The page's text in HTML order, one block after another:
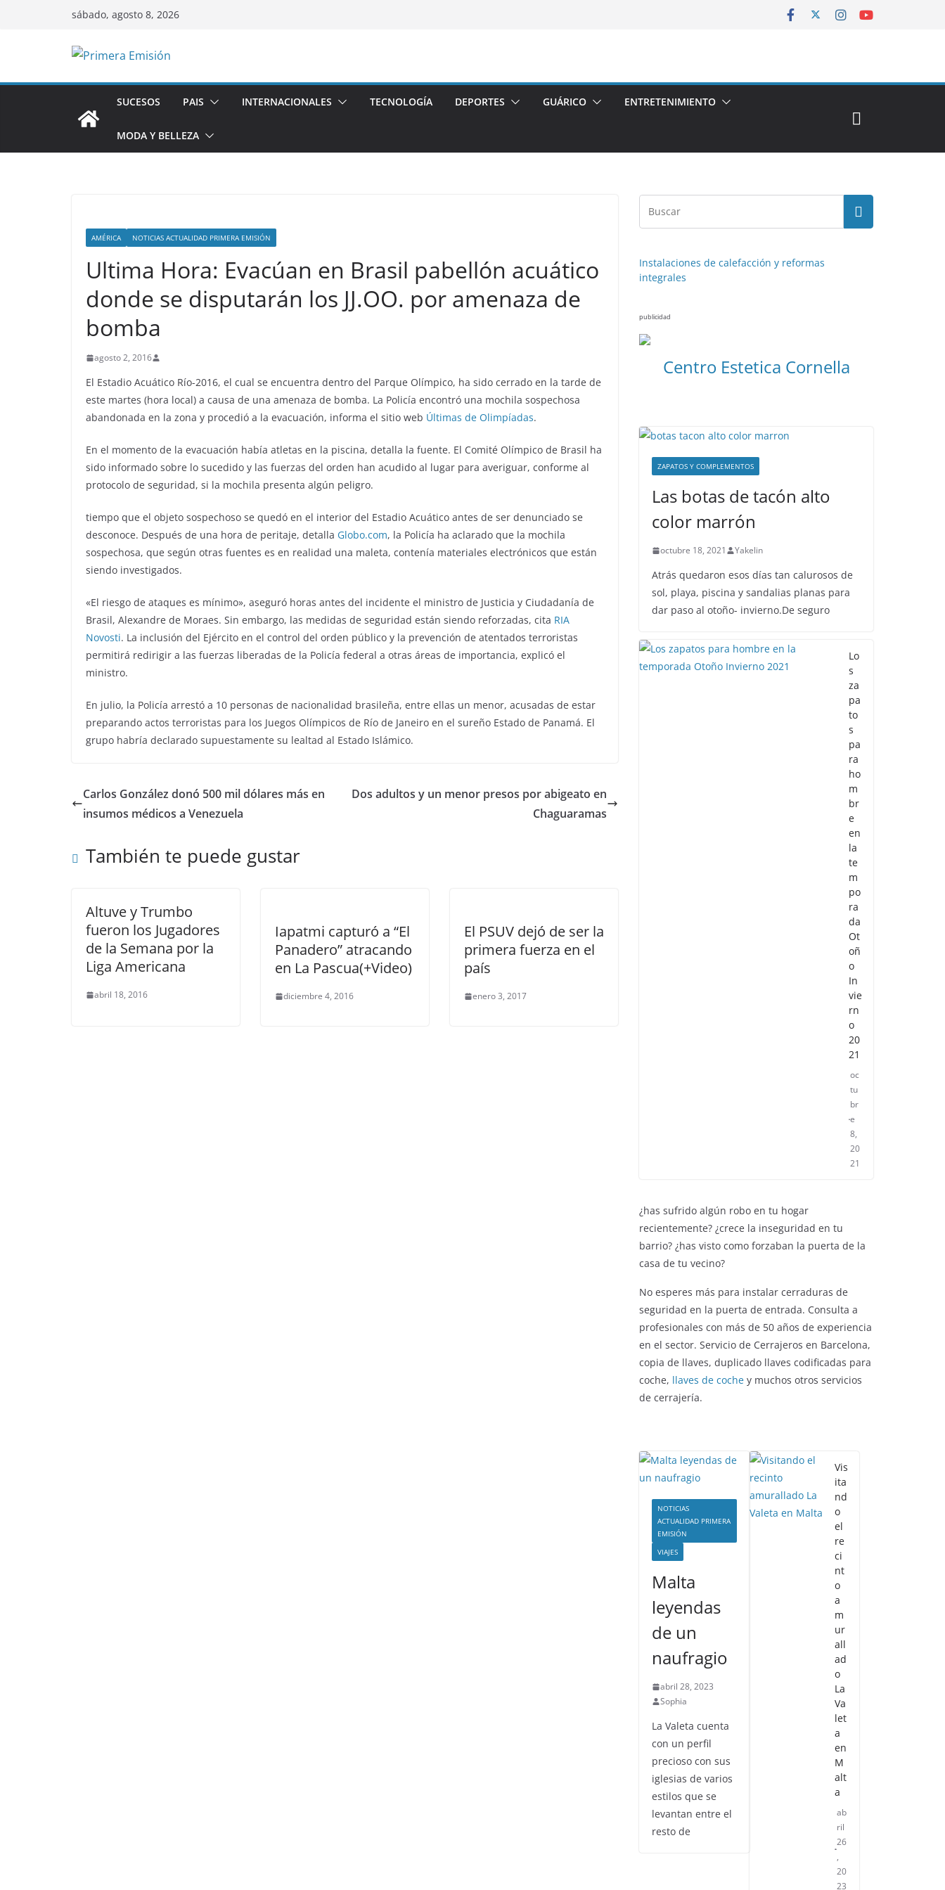
sábado, agosto 8, 2026
SUCESOS PAIS INTERNACIONALES TECNOLOGÍA DEPORTES GUÁRICO ENTRETENIMIENTO
MODA Y BELLEZA
AMÉRICA NOTICIAS ACTUALIDAD PRIMERA EMISIÓN
Ultima Hora: Evacúan en Brasil pabellón acuático
donde se disputarán los JJ.OO. por amenaza de
bomba
agosto 2, 2016
El Estadio Acuático Río-2016, el cual se encuentra dentro del Parque Olímpico, ha sido cerrado en la tarde de
este martes (hora local) a causa de una amenaza de bomba. La Policía encontró una mochila sospechosa
abandonada en la zona y procedió a la evacuación, informa el sitio web Últimas de Olimpíadas.
En el momento de la evacuación había atletas en la piscina, detalla la fuente. El Comité Olímpico de Brasil ha
sido informado sobre lo sucedido y las fuerzas del orden han acudido al lugar para averiguar, conforme al
protocolo de seguridad, si la mochila presenta algún peligro.
tiempo que el objeto sospechoso se quedó en el interior del Estadio Acuático antes de ser denunciado se
desconoce. Después de una hora de peritaje, detalla Globo.com, la Policía ha aclarado que la mochila
sospechosa, que según otras fuentes es en realidad una maleta, contenía materiales electrónicos que están
siendo investigados.
«El riesgo de ataques es mínimo», aseguró horas antes del incidente el ministro de Justicia y Ciudadanía de
Brasil, Alexandre de Moraes. Sin embargo, las medidas de seguridad están siendo reforzadas, cita RIA
Novosti. La inclusión del Ejército en el control del orden público y la prevención de atentados terroristas
permitirá redirigir a las fuerzas liberadas de la Policía federal a otras áreas de importancia, explicó el
ministro.
En julio, la Policía arrestó a 10 personas de nacionalidad brasileña, entre ellas un menor, acusadas de estar
preparando actos terroristas para los Juegos Olímpicos de Río de Janeiro en el sureño Estado de Panamá. El
grupo habría declarado supuestamente su lealtad al Estado Islámico.
Carlos González donó 500 mil dólares más en
insumos médicos a Venezuela
Dos adultos y un menor presos por abigeato en
Chaguaramas
También te puede gustar
Altuve y Trumbo
fueron los Jugadores
de la Semana por la
Liga Americana
abril 18, 2016
Iapatmi capturó a “El
Panadero” atracando
en La Pascua(+Video)
diciembre 4, 2016
El PSUV dejó de ser la
primera fuerza en el
país
enero 3, 2017
Instalaciones de calefacción y reformas
integrales
publicidad
Centro Estetica Cornella
ZAPATOS Y COMPLEMENTOS
Las botas de tacón alto
color marrón
octubre 18, 2021 Yakelin
Atrás quedaron esos días tan calurosos de
sol, playa, piscina y sandalias planas para
dar paso al otoño- invierno.De seguro
Lo
s
za
pa
to
s
pa
ra
ho
m
br
e
en
la
te
m
po
ra
da
Ot
oñ
o
In
vie
rn
o
20
21
oc
tu
br
e
8,
20
21
¿has sufrido algún robo en tu hogar
recientemente? ¿crece la inseguridad en tu
barrio? ¿has visto como forzaban la puerta de la
casa de tu vecino?
No esperes más para instalar cerraduras de
seguridad en la puerta de entrada. Consulta a
profesionales con más de 50 años de experiencia
en el sector. Servicio de Cerrajeros en Barcelona,
copia de llaves, duplicado llaves codificadas para
coche, llaves de coche y muchos otros servicios
de cerrajería.
NOTICIAS
ACTUALIDAD PRIMERA
EMISIÓN
VIAJES
Malta
leyendas
de un
naufragio
abril 28, 2023
Sophia
La Valeta cuenta
con un perfil
precioso con sus
iglesias de varios
estilos que se
levantan entre el
resto de
Vis
ita
nd
o
el
re
ci
nt
o
a
m
ur
all
ad
o
La
Va
let
a
en
M
alt
a
ab
ril
26
,
20
23